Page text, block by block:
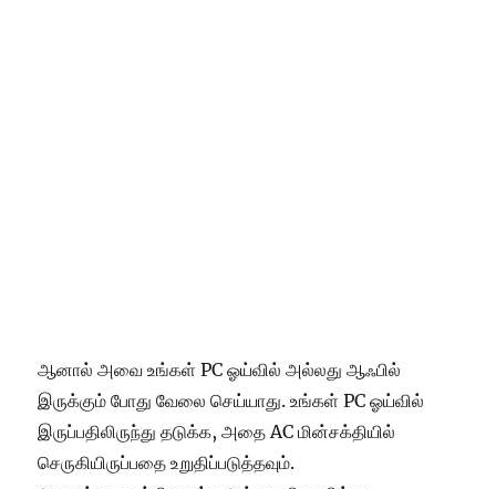
ஆனால் அவை உங்கள் PC ஓய்வில் அல்லது ஆஃபில்
இருக்கும் போது வேலை செய்யாது. உங்கள் PC ஓய்வில்
இருப்பதிலிருந்து தடுக்க, அதை AC மின்சக்தியில்
செருகியிருப்பதை உறுதிப்படுத்தவும்.